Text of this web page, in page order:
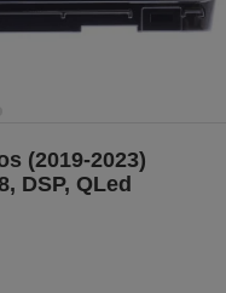
(2019-2023)
DSP, QLed